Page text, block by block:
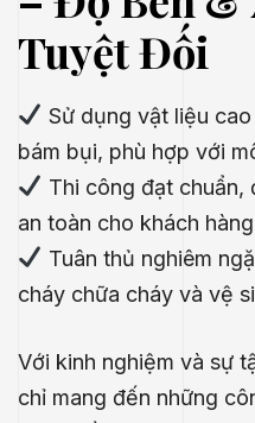
Tuyệt Đối
Sử dụng vật liệu
bám bụi, phù hợp với
Thi công đạt chuẩn,
an toàn cho khách
Tuân thủ nghiêm
cháy chữa cháy và vệ
Với kinh nghiệm và sự
chỉ mang đến những